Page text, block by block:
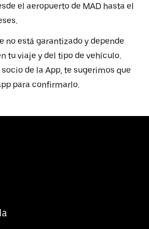
el aeropuerto de MAD hasta el
no está garantizado y depende
tu viaje y del tipo de vehículo.
de la App, te sugerimos que
para confirmarlo.